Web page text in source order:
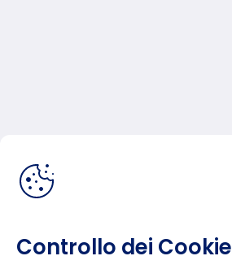
Controllo dei Cookie